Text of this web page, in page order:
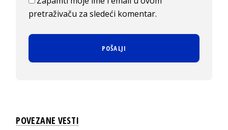
pretraživaču za sledeći komentar.
POVEZANE VESTI